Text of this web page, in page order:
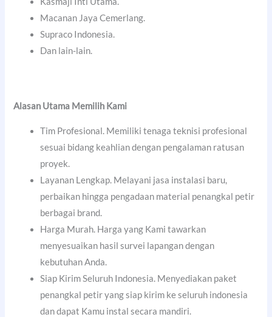
Macanan Jaya Cemerlang.
Supraco Indonesia.
Dan lain-lain.
Alasan Utama Memilih Kami
Tim Profesional. Memiliki tenaga teknisi profesional
sesuai bidang keahlian dengan pengalaman ratusan
proyek.
Layanan Lengkap. Melayani jasa instalasi baru,
perbaikan hingga pengadaan material penangkal petir
berbagai brand.
Harga Murah. Harga yang Kami tawarkan
menyesuaikan hasil survei lapangan dengan
kebutuhan Anda.
Siap Kirim Seluruh Indonesia. Menyediakan paket
penangkal petir yang siap kirim ke seluruh indonesia
dan dapat Kamu instal secara mandiri.